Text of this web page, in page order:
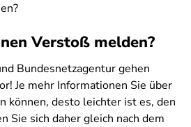
Verstoß melden?
Bundesnetzagentur gehen
Je mehr Informationen Sie über
können, desto leichter ist es, den
Sie sich daher gleich nach dem